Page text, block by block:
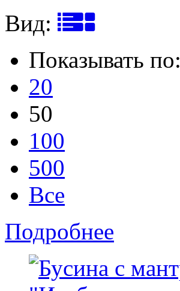
Вид:
Показывать по:
20
50
100
500
Все
Подробнее